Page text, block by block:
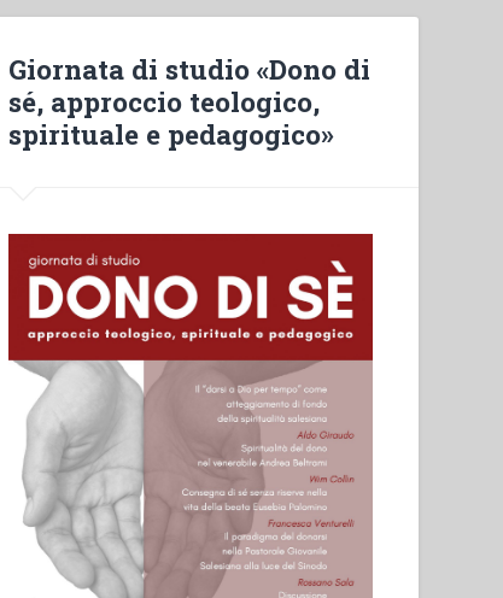
Giornata di studio «Dono di
sé, approccio teologico,
spirituale e pedagogico»